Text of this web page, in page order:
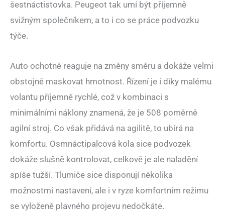
šestnáctistovka. Peugeot tak umí být příjemně
svižným společníkem, a to i co se práce podvozku
týče.
Auto ochotně reaguje na změny směru a dokáže velmi
obstojně maskovat hmotnost. Řízení je i díky malému
volantu příjemně rychlé, což v kombinaci s
minimálními náklony znamená, že je 508 poměrně
agilní stroj. Co však přidává na agilitě, to ubírá na
komfortu. Osmnáctipalcová kola sice podvozek
dokáže slušně kontrolovat, celkově je ale naladění
spíše tužší. Tlumiče sice disponují několika
možnostmi nastavení, ale i v ryze komfortním režimu
se vyloženě plavného projevu nedočkáte.